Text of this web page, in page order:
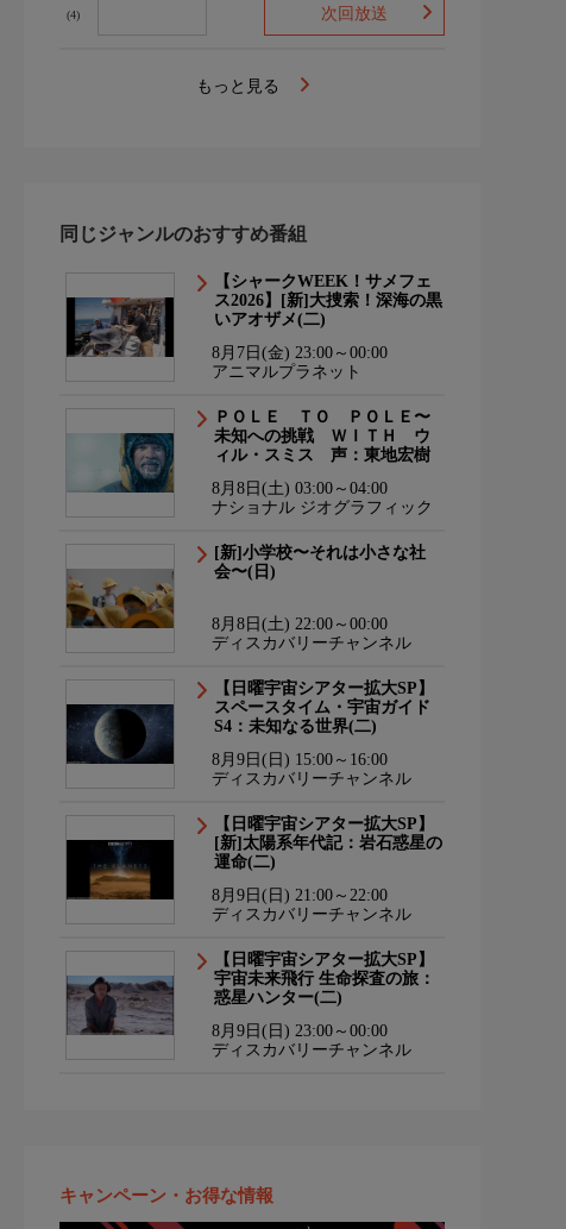
(4) 次回放送
もっと見る
同じジャンルのおすすめ番組
【シャークWEEK！サメフェ
ス2026】[新]大捜索！深海の黒
いアオザメ(二)
8月7日(金) 23:00～00:00
アニマルプラネット
ＰＯＬＥ ＴＯ ＰＯＬＥ〜
未知への挑戦 ＷＩＴＨ ウ
ィル・スミス 声：東地宏樹
8月8日(土) 03:00～04:00
ナショナル ジオグラフィック
[新]小学校〜それは小さな社
会〜(日)
8月8日(土) 22:00～00:00
ディスカバリーチャンネル
【日曜宇宙シアター拡大SP】
スペースタイム・宇宙ガイド
S4：未知なる世界(二)
8月9日(日) 15:00～16:00
ディスカバリーチャンネル
【日曜宇宙シアター拡大SP】
[新]太陽系年代記：岩石惑星の
運命(二)
8月9日(日) 21:00～22:00
ディスカバリーチャンネル
【日曜宇宙シアター拡大SP】
宇宙未来飛行 生命探査の旅：
惑星ハンター(二)
8月9日(日) 23:00～00:00
ディスカバリーチャンネル
キャンペーン・お得な情報